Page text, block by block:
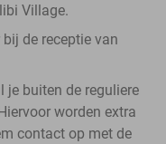
Village.
de receptie van
je buiten de reguliere
worden extra
contact op met de